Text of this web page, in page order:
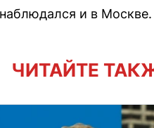
и в Москве.
ЧИТАЙТЕ